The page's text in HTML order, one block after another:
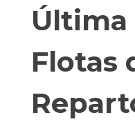
Última
Flotas